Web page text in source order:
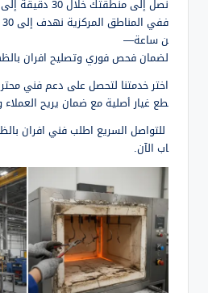
نصل إلى منطقتك
ن ساعة—
لضمان فحص فوري وتصليح افران
اختر خدمتنا لتحصل على دعم فني
طع غيار أصلية مع ضمان يريح
للتواصل السريع اطلب فني افران
اب الآن.